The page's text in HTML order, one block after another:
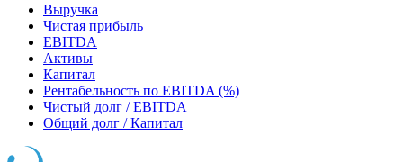
Выручка
Чистая прибыль
EBITDA
Активы
Капитал
Рентабельность по EBITDA (%)
Чистый долг / EBITDA
Общий долг / Капитал